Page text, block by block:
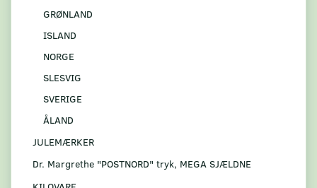
GRØNLAND
ISLAND
NORGE
SLESVIG
SVERIGE
ÅLAND
JULEMÆRKER
Dr. Margrethe "POSTNORD" tryk, MEGA SJÆLDNE